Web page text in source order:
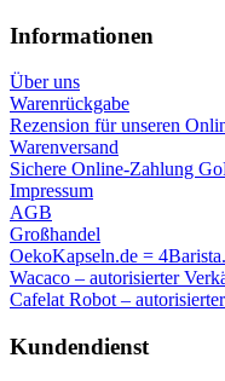
Informationen
Über uns
Warenrückgabe
Rezension für unseren
Warenversand
Sichere Online-Zahlung
Impressum
AGB
Großhandel
OekoKapseln.de =
Wacaco – autorisierter
Cafelat Robot –
Kundendienst